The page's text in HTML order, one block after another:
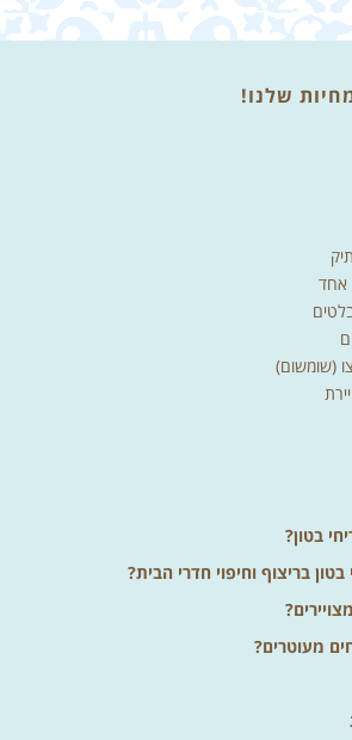
שלנו!
אחד
(שומשום)
בטון?
בריצוף וחיפוי חדרי הבית?
מעוטרים?